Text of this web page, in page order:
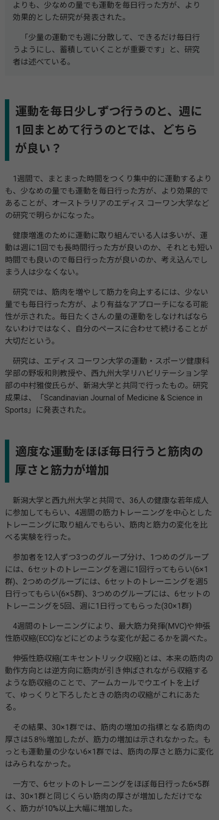
よりも、少なめの量でも運動を毎日行った方が、より
効果的とした研究が発表された。
「少量の運動でも週に分散して、できるだけ毎日行
うようにし、蓄積していくことが重要です」と、研究
者は述べている。
運動を毎日少しずつ行うのと、週に
1回まとめて行うのとでは、どちら
が良い？
1週間で、まとまった時間をつくり集中的に運動するより
も、少なめの量でも運動を毎日行った方が、より効果的で
あることが、オーストラリアのエディス コーワン大学など
の研究で明らかになった。
健康増進のために運動に取り組んでいる人は多いが、運
動は週に1回でも長時間行った方が良いのか、それとも短い
時間でも良いので毎日行った方が良いのか、考え込んでし
まう人は少なくない。
研究では、筋肉を増やして筋力を向上するには、少ない
量でも毎日行った方が、より有益なアプローチになる可能
性が示された。毎日たくさんの量の運動をしなければなら
ないわけではなく、自分のペースに合わせて続けることが
大切だという。
研究は、エディス コーワン大学の運動・スポーツ健康科
学部の野坂和則教授や、西九州大学リハビリテーション学
部の中村雅俊氏らが、新潟大学と共同で行ったもの。研究
成果は、「Scandinavian Journal of Medicine & Science in
Sports」に発表された。
適度な運動をほぼ毎日行うと筋肉の
厚さと筋力が増加
新潟大学と西九州大学と共同で、36人の健康な若年成人
に参加してもらい、4週間の筋力トレーニングを中心とした
トレーニングに取り組んでもらい、筋肉と筋力の変化を比
べる実験を行った。
参加者を12人ずつ3つのグループ分け、1つめのグループ
には、6セットのトレーニングを週に1回行ってもらい(6×1
群)、2つめのグループには、6セットのトレーニングを週5
日行ってもらい(6×5群)、3つめのグループには、6セットの
トレーニングを5回、週に1日行ってもらった(30×1群)
4週間のトレーニングにより、最大筋力発揮(MVC)や伸張
性筋収縮(ECC)などにどのような変化が起こるかを調べた。
伸張性筋収縮(エキセントリック収縮)とは、本来の筋肉の
動作方向とは逆方向に筋肉が引き伸ばされながら収縮する
ような筋収縮のことで、アームカールでウエイトを上げ
て、ゆっくりと下ろしたときの筋肉の収縮がこれにあた
る。
その結果、30×1群では、筋肉の増加の指標となる筋肉の
厚さは5.8％増加したが、筋力の増加は示されなかった。も
っとも運動量の少ない6×1群では、筋肉の厚さと筋力に変化
はみられなかった。
一方で、6セットのトレーニングをほぼ毎日行った6×5群
は、30×1群と同じくらい筋肉の厚さが増加しただけでな
く、筋力が10%以上大幅に増加した。